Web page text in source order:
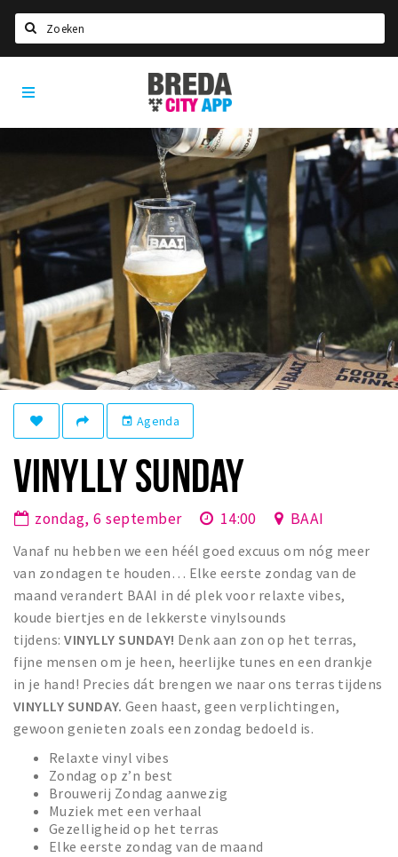
Home
Agenda
Party pics
Nieuws, interviews & blogs
Eten
Drinken
Slapen
Recreatief
Winkels
Winkelgebieden
Bezienswaardigheden
Musea, theaters & podia
Uitjes & activiteiten
Toeristische routes
Natuurgebieden
Baroniepoorten
Sport
Privacy
Inloggen
Breda
City
App
event Agenda
VINYLLY SUNDAY
zondag, 6 september 14:00 BAAI
Vanaf nu hebben we een héél goed excuus om nóg meer
van zondagen te houden… Elke eerste zondag van de
maand verandert BAAI in dé plek voor relaxte vibes,
koude biertjes en de lekkerste vinylsounds
tijdens: VINYLLY SUNDAY! Denk aan zon op het terras,
fijne mensen om je heen, heerlijke tunes en een drankje
in je hand! Precies dát brengen we naar ons terras tijdens
VINYLLY SUNDAY. Geen haast, geen verplichtingen,
gewoon genieten zoals een zondag bedoeld is.
Relaxte vinyl vibes
Zondag op z’n best
Brouwerij Zondag aanwezig
Muziek met een verhaal
Gezelligheid op het terras
Elke eerste zondag van de maand